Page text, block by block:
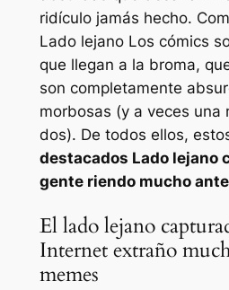
ridículo jamás hecho.
Lado lejanoLos cómics
que llegan a la broma,
son completamente
morbosas (y a veces una
dos). De todos ellos,
destacados Lado lejano
gente riendo mucho
El lado lejano
Internet extraño
memes